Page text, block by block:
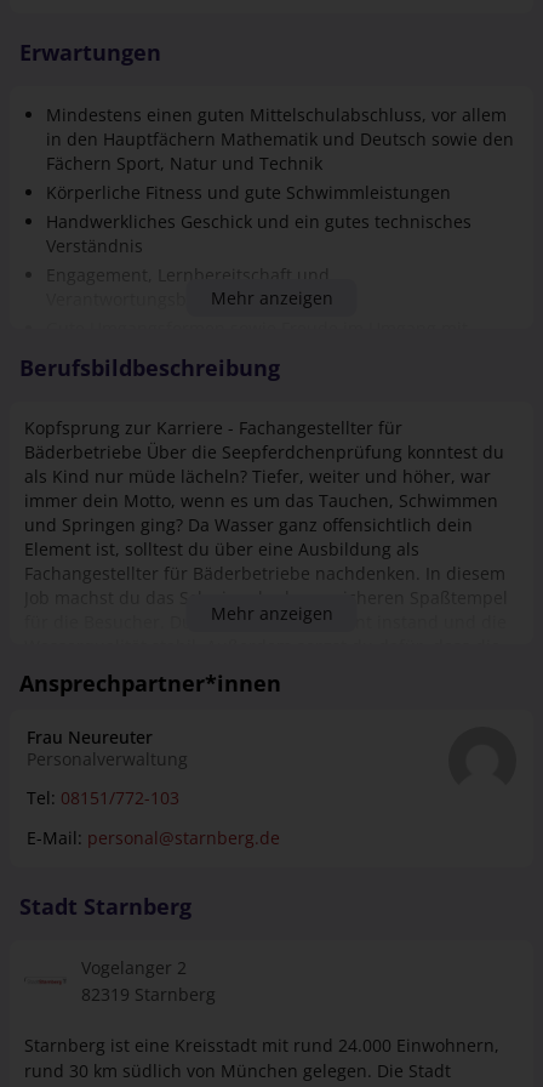
Erwartungen
Mindestens einen guten Mittelschulabschluss, vor allem
in den Hauptfächern Mathematik und Deutsch sowie den
Fächern Sport, Natur und Technik
Körperliche Fitness und gute Schwimmleistungen
Handwerkliches Geschick und ein gutes technisches
Verständnis
Engagement, Lernbereitschaft und
Verantwortungsbewusstsein
Mehr anzeigen
Berufsbildbeschreibung
Kopfsprung zur Karriere - Fachangestellter für
Bäderbetriebe Über die Seepferdchenprüfung konntest du
als Kind nur müde lächeln? Tiefer, weiter und höher, war
immer dein Motto, wenn es um das Tauchen, Schwimmen
und Springen ging? Da Wasser ganz offensichtlich dein
Element ist, solltest du über eine Ausbildung als
Fachangestellter für Bäderbetriebe nachdenken. In diesem
für die Besucher. Du hältst das Equipment instand und die
Technik jederzeit reibungslos läuft. Deine Begeisterung für
das kühle Nass gibst du als Fachangestellter für
und während des laufenden Badebetriebs entgeht nichts
deinem wachsamen Auge. Vom Beckenrand aus behältst du
die Besucher im Blick, greifst in kritischen Momenten ein
Mehr anzeigen
Ansprechpartner*innen
Frau Neureuter
Personalverwaltung
Tel: 08151/772-103
E-Mail: personal@starnberg.de
Stadt Starnberg
Vogelanger 2
82319 Starnberg
Starnberg ist eine Kreisstadt mit rund 24.000 Einwohnern,
rund 30 km südlich von München gelegen. Die Stadt